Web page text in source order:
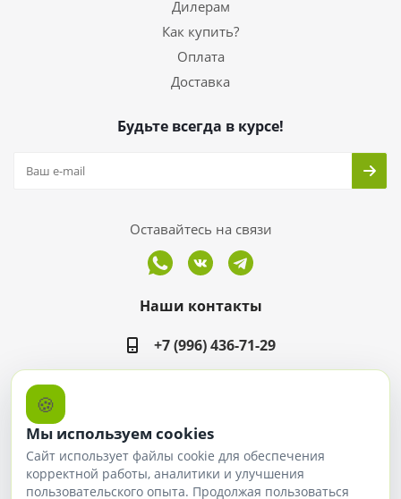
Дилерам
Как купить?
Оплата
Доставка
Будьте всегда в курсе!
Оставайтесь на связи
Наши контакты
+7 (996) 436-71-29
ул. Дзержинского, 40, пав. 213
🍪
Мы используем cookies
Сайт использует файлы cookie для обеспечения
корректной работы, аналитики и улучшения
пользовательского опыта. Продолжая пользоваться